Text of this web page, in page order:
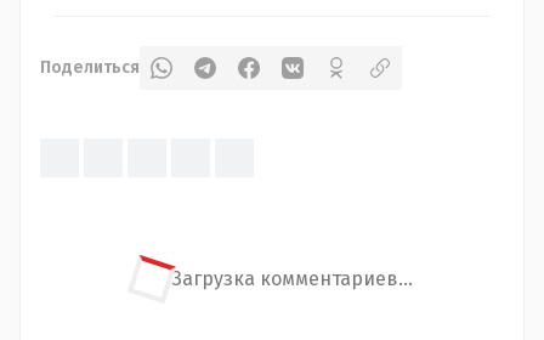
Поделиться
Загрузка комментариев...